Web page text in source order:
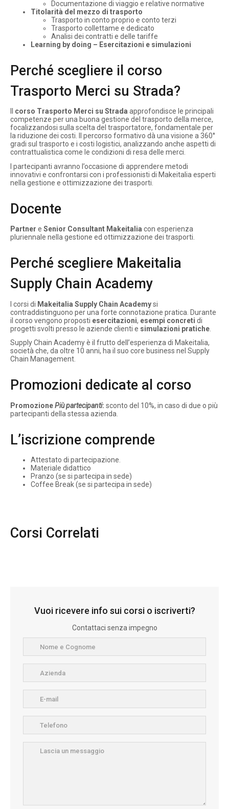
Documentazione di viaggio e relative normative
Titolarità del mezzo di trasporto
Trasporto in conto proprio e conto terzi
Trasporto collettame e dedicato
Analisi dei contratti e delle tariffe
Learning by doing – Esercitazioni e simulazioni
Perché scegliere il corso
Trasporto Merci su Strada?
corso Trasporto Merci su Strada approfondisce le principali
competenze per una buona gestione del trasporto della merce,
focalizzandosi sulla scelta del trasportatore, fondamentale per
la riduzione dei costi. Il percorso formativo dà una visione a 360°
gradi sul trasporto e i costi logistici, analizzando anche aspetti di
contrattualistica come le condizioni di resa delle merci.
I partecipanti avranno l’occasione di apprendere metodi
innovativi e confrontarsi con i professionisti di Makeitalia esperti
nella gestione e ottimizzazione dei trasporti.
Docente
Partner e Senior Consultant Makeitalia con esperienza
pluriennale nella gestione ed ottimizzazione dei trasporti.
Perché scegliere Makeitalia
Supply Chain Academy
I corsi di Makeitalia Supply Chain Academysi
contraddistinguono per una forte connotazione pratica. Durante
il corso vengono proposti esercitazioni, esempi concreti di
progetti svolti presso le aziende clienti e simulazioni pratiche
Supply Chain Academy è il frutto dell’esperienza di Makeitalia,
società che, da oltre 10 anni, ha il suo core business nel Supply
Chain Management.
Promozioni dedicate al corso
PromozionePiù partecipanti: sconto del 10%, in caso di due o più
partecipanti della stessa azienda.
L’iscrizione comprende
Attestato di partecipazione.
Materiale didattico
Pranzo (se si partecipa in sede)
Coffee Break (se si partecipa in sede)
Corsi Correlati
Vuoi ricevere info sui corsi o iscriverti?
Contattaci senza impegno